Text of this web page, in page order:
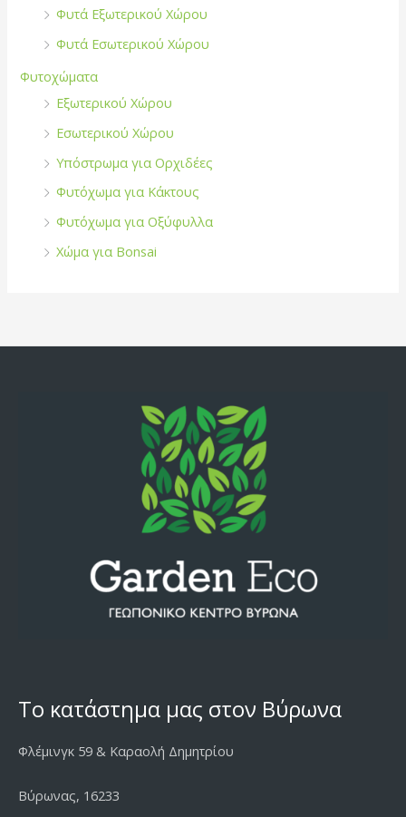
Φυτά Εξωτερικού Χώρου
Φυτά Εσωτερικού Χώρου
Φυτοχώματα
Εξωτερικού Χώρου
Εσωτερικού Χώρου
Υπόστρωμα για Ορχιδέες
Φυτόχωμα για Κάκτους
Φυτόχωμα για Οξύφυλλα
Χώμα για Bonsai
Το κατάστημα μας στον Βύρωνα
Φλέμινγκ 59 & Καραολή Δημητρίου
Βύρωνας, 16233